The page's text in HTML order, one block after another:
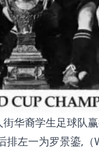
华裔学生足球队
排左一为罗景鎏,